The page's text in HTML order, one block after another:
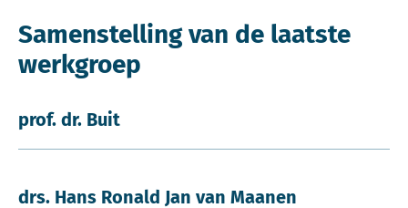
Samenstelling van de laatste
werkgroep
prof. dr. Buit
drs. Hans Ronald Jan van Maanen